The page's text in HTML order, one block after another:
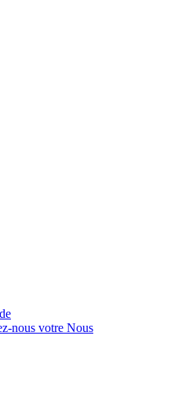
nous votre Nous